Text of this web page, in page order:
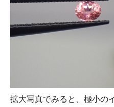
拡大写真でみると、極小の